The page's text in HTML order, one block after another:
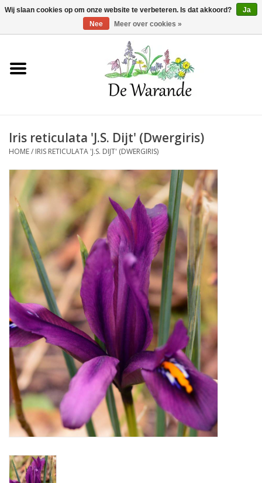
Winkelwagen >0 Artikelen - €0,00
Home
Voorjaarsbloeiers
Zomerbloeiers
Herfstbloeiers
Schaduwplanten
Aanbiedingen
Bodemverbetering
Overige producten
Advies
Onze tuinen!
Sterke Bollen Dagen
Nieuws
Iris reticulata 'J.S. Dijt' (Dwergiris)
HOME/ IRIS RETICULATA 'J.S. DIJT' (DWERGIRIS)
Wij slaan cookies op om onze website te verbeteren. Is dat akkoord?
Ja
Nee
Meer over cookies »